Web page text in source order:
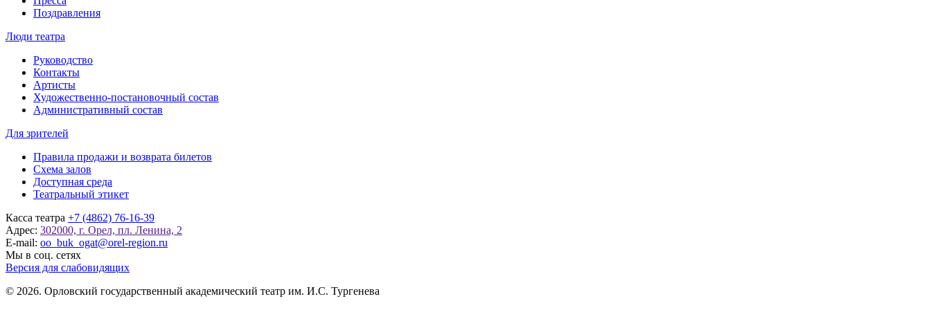
Поздравления
Люди театра
Руководство
Контакты
Артисты
Художественно-постановочный состав
Административный состав
Для зрителей
Правила продажи и возврата билетов
Схема залов
Доступная среда
Театральный этикет
Касса театра +7 (4862) 76-16-39
Адрес: 302000, г. Орел, пл. Ленина, 2
E-mail: oo_buk_ogat@orel-region.ru
Мы в соц. сетях
Версия для слабовидящих
© 2026. Орловский государственный академический театр им. И.С. Тургенева